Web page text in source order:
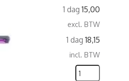
1 dag 15,00
excl. BTW
1 dag 18,15
incl. BTW